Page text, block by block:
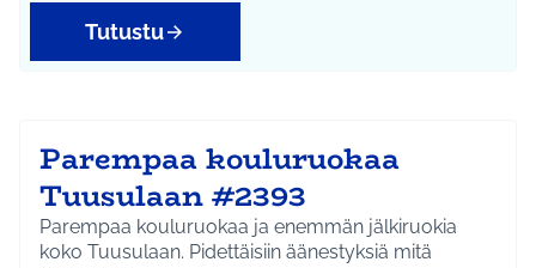
Tutustu
Parempaa kouluruokaa
Tuusulaan #2393
Parempaa kouluruokaa ja enemmän jälkiruokia
koko Tuusulaan. Pidettäisiin äänestyksiä mitä